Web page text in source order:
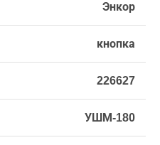
Энкор
кнопка
226627
УШМ-180